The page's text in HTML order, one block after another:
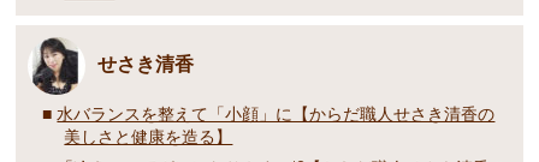
せさき清香
水バランスを整えて「小顔」に【からだ職人せさき清香の
美しさと健康を造る】